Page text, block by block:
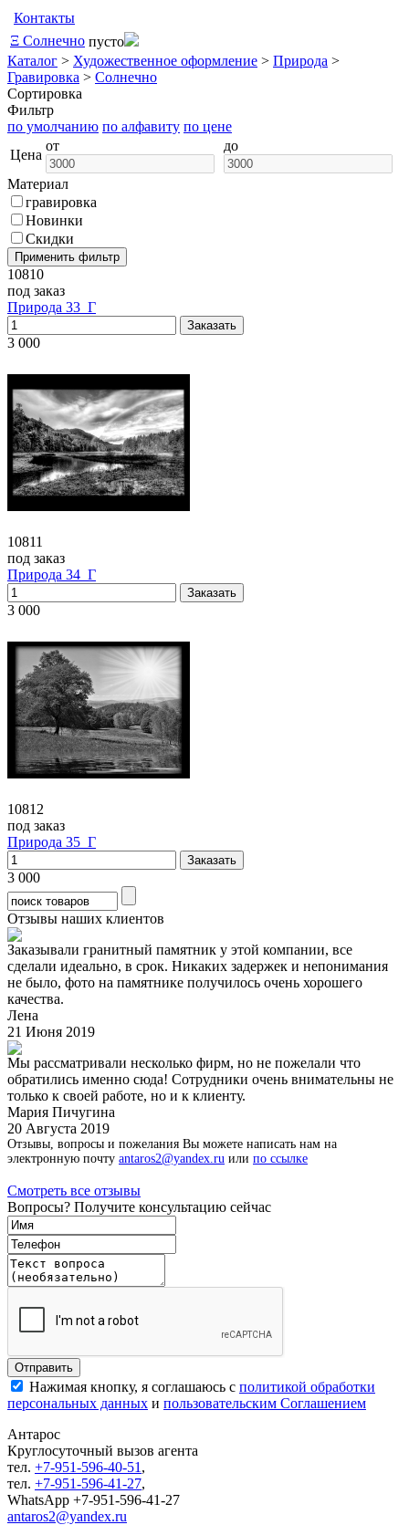
Контакты
Ξ Солнечно пусто
Каталог > Художественное оформление > Природа >
Гравировка > Солнечно
Сортировка
Фильтр
по умолчанию по алфавиту по цене
Цена
от до
Материал
гравировка
Новинки
Скидки
10810
под заказ
Природа 33_Г
3 000
10811
под заказ
Природа 34_Г
3 000
10812
под заказ
Природа 35_Г
3 000
Отзывы наших клиентов
Заказывали гранитный памятник у этой компании, все
сделали идеально, в срок. Никаких задержек и непонимания
не было, фото на памятнике получилось очень хорошего
качества.
Лена
21 Июня 2019
Мы рассматривали несколько фирм, но не пожелали что
обратились именно сюда! Сотрудники очень внимательны не
только к своей работе, но и к клиенту.
Мария Пичугина
20 Августа 2019
Отзывы, вопросы и пожелания Вы можете написать нам на
электронную почту antaros2@yandex.ru или по ссылке
Смотреть все отзывы
Вопросы? Получите консультацию сейчас
Нажимая кнопку, я соглашаюсь с политикой обработки
персональных данных и пользовательским Соглашением
Антарос
Круглосуточный вызов агента
тел. +7-951-596-40-51 ,
тел. +7-951-596-41-27,
WhatsApp +7-951-596-41-27
antaros2@yandex.ru